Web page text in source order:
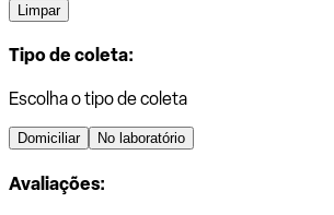
Limpar
Tipo de coleta:
Escolha o tipo de coleta
Domiciliar No laboratório
Avaliações: